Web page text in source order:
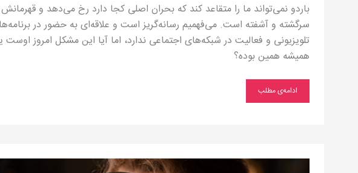
باردو نمی‌تواند ما را متقاعد کند که بحران اصلی کجا دارد رخ می‌دهد و
سرگشته و آشفته است. می‌فهمیم رسانه‌گریز است و علاقه‌ای به حضور در
تلویزیونی و فعالیت در شبکه‌های اجتماعی ندارد، اما آیا این مشکل امروز اوست
همیشه همین بوده؟
ادامه‌ی مطلب